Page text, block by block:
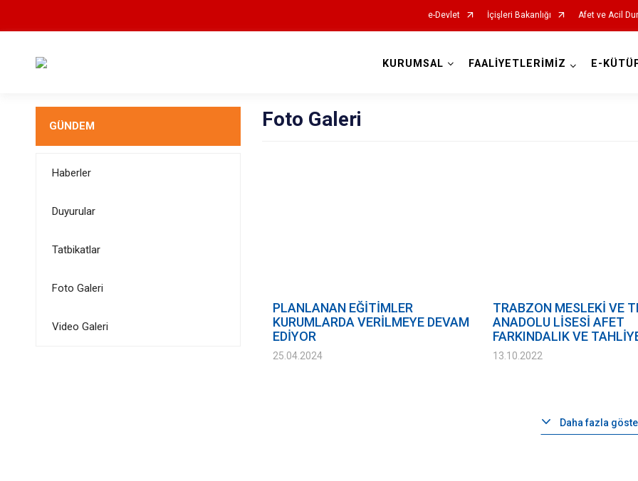
e-Devlet İçişleri Bakanlığı Afet ve Acil
KURUMSAL FAALİYETLERİMİZ E-
GÜNDEM
Haberler
Duyurular
Tatbikatlar
Foto Galeri
Video Galeri
Foto Galeri
PLANLANAN EĞİTİMLER
KURUMLARDA VERİLMEYE DEVAM
EDİYOR
25.04.2024
TRABZON MESLEKİ VE
ANADOLU LİSESİ AFET
FARKINDALIK VE
13.10.2022
Daha fazla